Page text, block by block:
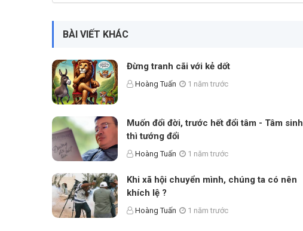
BÀI VIẾT KHÁC
Đừng tranh cãi với kẻ dốt
Hoàng Tuấn 1 năm trước
Muốn đổi đời, trước hết đổi tâm - Tâm sinh
thì tướng đổi
Hoàng Tuấn 1 năm trước
Khi xã hội chuyển mình, chúng ta có nên
khích lệ ?
Hoàng Tuấn 1 năm trước